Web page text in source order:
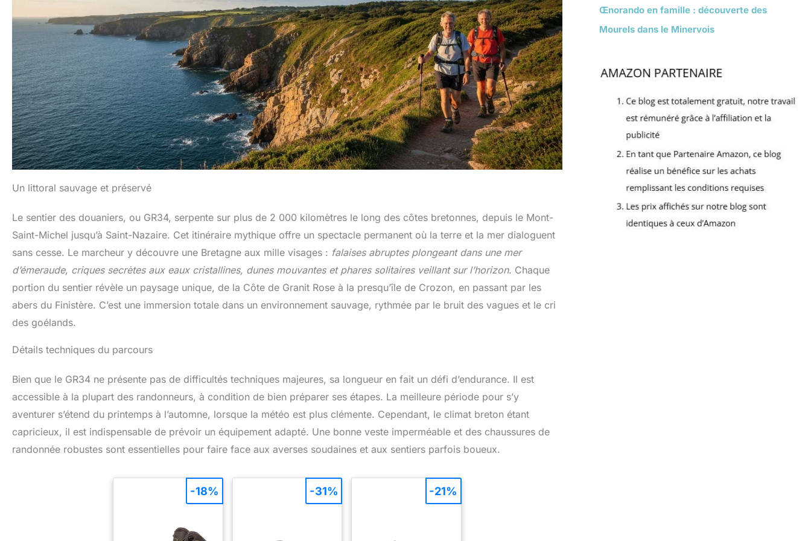
Un littoral sauvage et préservé
Le sentier des douaniers, ou GR34, serpente sur plus de 2 000 kilomètres le long des côtes bretonnes, depuis le Mont-
Saint-Michel jusqu’à Saint-Nazaire. Cet itinéraire mythique offre un spectacle permanent où la terre et la mer dialoguent
sans cesse. Le marcheur y découvre une Bretagne aux mille visages : falaises abruptes plongeant dans une mer
d’émeraude, criques secrètes aux eaux cristallines, dunes mouvantes et phares solitaires veillant sur l’horizon. Chaque
portion du sentier révèle un paysage unique, de la Côte de Granit Rose à la presqu’île de Crozon, en passant par les
abers du Finistère. C’est une immersion totale dans un environnement sauvage, rythmée par le bruit des vagues et le cri
des goélands.
Détails techniques du parcours
Bien que le GR34 ne présente pas de difficultés techniques majeures, sa longueur en fait un défi d’endurance. Il est
accessible à la plupart des randonneurs, à condition de bien préparer ses étapes. La meilleure période pour s’y
aventurer s’étend du printemps à l’automne, lorsque la météo est plus clémente. Cependant, le climat breton étant
capricieux, il est indispensable de prévoir un équipement adapté. Une bonne veste imperméable et des chaussures de
randonnée robustes sont essentielles pour faire face aux averses soudaines et aux sentiers parfois boueux.
-18% -31% -21%
Œnorando en famille : découverte des
Mourels dans le Minervois